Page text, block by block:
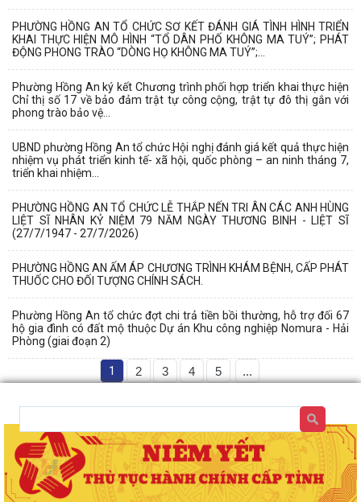
PHƯỜNG HỒNG AN TỔ CHỨC SƠ KẾT ĐÁNH GIÁ TÌNH HÌNH TRIỂN
KHAI THỰC HIỆN MÔ HÌNH “TỔ DÂN PHỐ KHÔNG MA TUÝ”; PHÁT
ĐỘNG PHONG TRÀO “DÒNG HỌ KHÔNG MA TUÝ”;...
Phường Hồng An ký kết Chương trình phối hợp triển khai thực hiện
Chỉ thị số 17 về bảo đảm trật tự công cộng, trật tự đô thị gắn với
phong trào bảo vệ...
UBND phường Hồng An tổ chức Hội nghị đánh giá kết quả thực hiện
nhiệm vụ phát triển kinh tế- xã hội, quốc phòng – an ninh tháng 7,
triển khai nhiệm...
PHƯỜNG HỒNG AN TỔ CHỨC LỄ THẮP NẾN TRI ÂN CÁC ANH HÙNG
LIỆT SĨ NHÂN KỶ NIỆM 79 NĂM NGÀY THƯƠNG BINH - LIỆT SĨ
(27/7/1947 - 27/7/2026)
PHƯỜNG HỒNG AN ẤM ÁP CHƯƠNG TRÌNH KHÁM BỆNH, CẤP PHÁT
THUỐC CHO ĐỐI TƯỢNG CHÍNH SÁCH.
Phường Hồng An tổ chức đợt chi trả tiền bồi thường, hỗ trợ đối 67
hộ gia đình có đất mộ thuộc Dự án Khu công nghiệp Nomura - Hải
Phòng (giai đoạn 2)
1 2 3 4 5 ...